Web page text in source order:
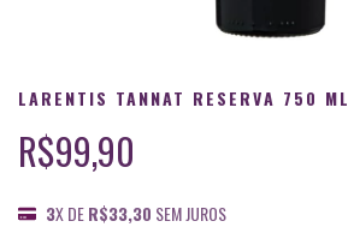
LARENTIS TANNAT RESERVA 750 ML
R$99,90
3X DER$33,30 SEM JUROS